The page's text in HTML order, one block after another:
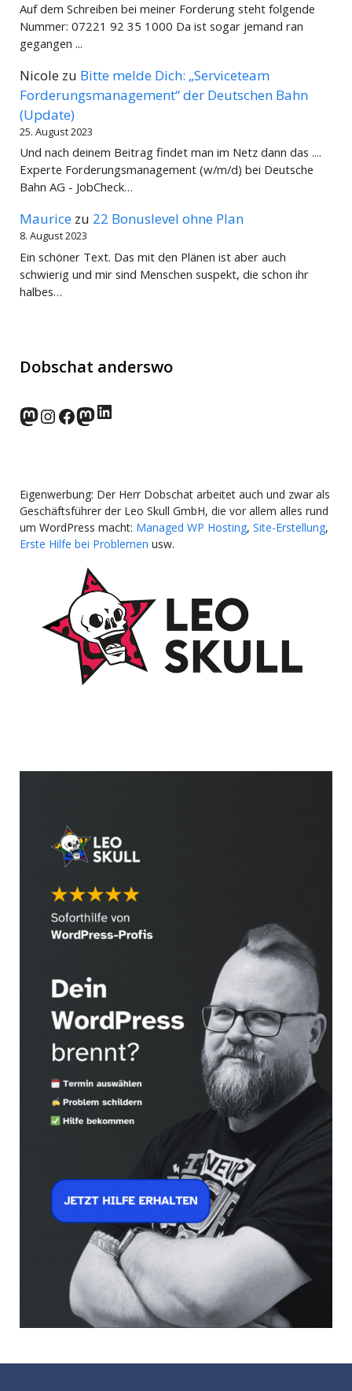
Auf dem Schreiben bei meiner Forderung steht folgende
Nummer: 07221 92 35 1000 Da ist sogar jemand ran
gegangen ...
Nicole zu Bitte melde Dich: „Serviceteam
Forderungsmanagement“ der Deutschen Bahn
(Update)
25. August 2023
Und nach deinem Beitrag findet man im Netz dann das ....
Experte Forderungsmanagement (w/m/d) bei Deutsche
Bahn AG - JobCheck…
Maurice zu 22 Bonuslevel ohne Plan
8. August 2023
Ein schöner Text. Das mit den Plänen ist aber auch
schwierig und mir sind Menschen suspekt, die schon ihr
halbes…
Dobschat anderswo
norden.social
Instagram
Facebook
wp-punks.social
LinkedIn
Eigenwerbung: Der Herr Dobschat arbeitet auch und zwar als
Geschäftsführer der Leo Skull GmbH, die vor allem alles rund
um WordPress macht: Managed WP Hosting, Site-Erstellung,
Erste Hilfe bei Problemen usw.